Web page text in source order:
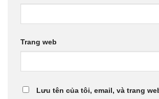
Trang web
Lưu tên của tôi, email, và trang